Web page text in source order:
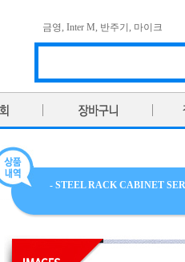
금영, Inter M, 반주기 , 마이크
- STEEL RACK CABINET